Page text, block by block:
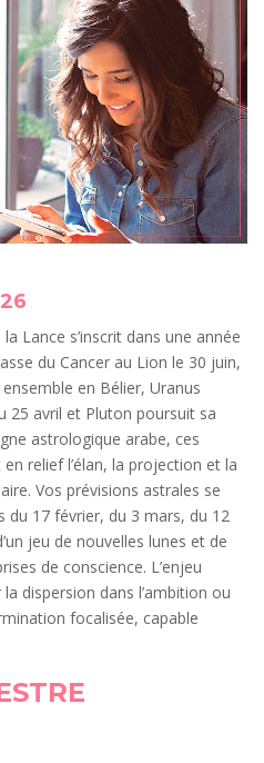
Lance s’inscrit dans une année
du Cancer au Lion le 30 juin,
en Bélier, Uranus
25 avril et Pluton poursuit sa
astrologique arabe, ces
relief l’élan, la projection et la
Vos prévisions astrales se
du 17 février, du 3 mars, du 12
jeu de nouvelles lunes et de
de conscience. L’enjeu
dispersion dans l’ambition ou
focalisée, capable